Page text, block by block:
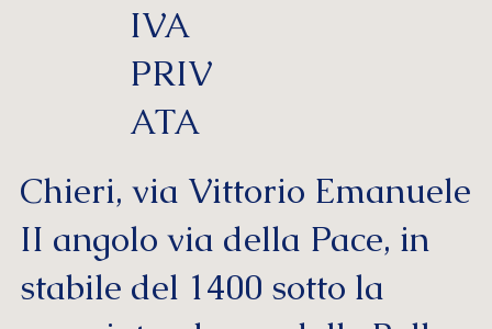
IVA
PRIV
ATA
Chieri, via Vittorio Emanuele
II angolo via della Pace, in
stabile del 1400 sotto la